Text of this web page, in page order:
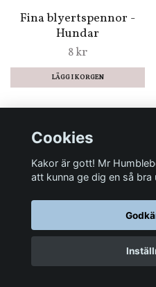
Djeco
59 kr
Fina blyertspennor -
8 kr
Fina blyertspennor -
Cookies
Kakor är gott! Mr
att kunna ge dig en så